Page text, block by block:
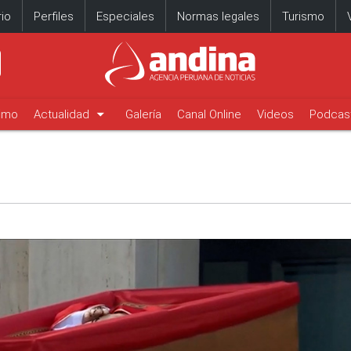
Perfiles Especiales Normas legales Turismo
Actualidad arrow_drop_down Galería Canal Online Videos